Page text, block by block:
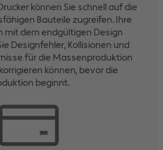
können Sie schnell auf die
Bauteile zugreifen. Ihre
mit dem endgültigen Design
Designfehler, Kollisionen und
für die Massenproduktion
können, bevor die
beginnt.